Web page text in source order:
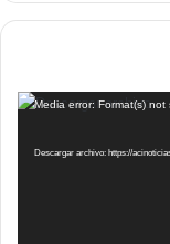
Reproductor
vídeo
Media error: Format(s)
Descargar archivo: https://